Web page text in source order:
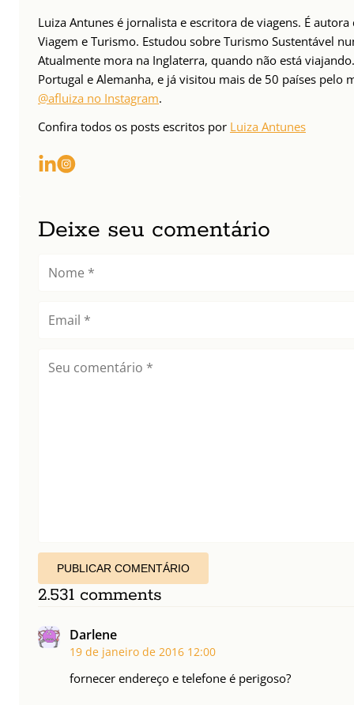
Luiza Antunes é jornalista e escritora de viagens. É
Viagem e Turismo. Estudou sobre Turismo Sustentável
Atualmente mora na Inglaterra, quando não está
Portugal e Alemanha, e já visitou mais de 50 países pelo
@afluiza no Instagram.
Confira todos os posts escritos por Luiza Antunes
Deixe seu comentário
PUBLICAR COMENTÁRIO
2.531 comments
Darlene
19 de janeiro de 2016 12:00
fornecer endereço e telefone é perigoso?